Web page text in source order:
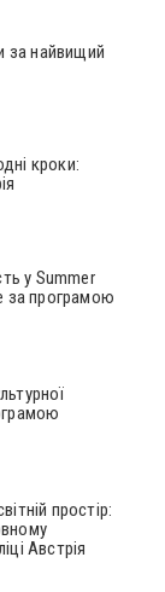
за найвищий
кроки:
у Summer
за програмою
простір:
Австрія